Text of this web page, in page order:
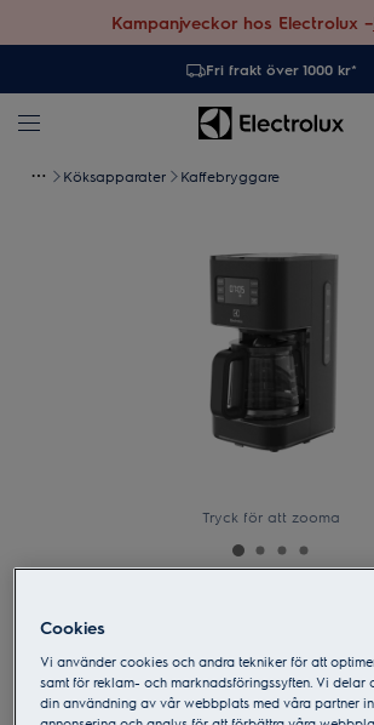
Kampanjveckor hos Electrolux –
Fri frakt över 1000 kr*
Köksapparater Kaffebryggare
Tryck för att zooma
Create 5 Kaffebryggare
4.3 (100)
Cookies
Vi använder cookies och andra tekniker för att
samt för reklam- och marknadsföringssyften. Vi delar
din användning av vår webbplats med våra partner